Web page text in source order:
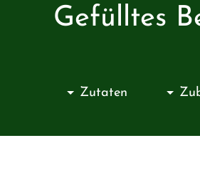
Gefülltes
Zutaten